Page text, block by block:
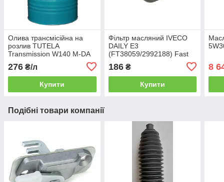
Олива трансмісійна на
розлив TUTELA
Transmission W140 M-DA
276 ₴/л
Купити
Фільтр масляний IVECO
DAILY E3
(FT38059/2992188) Fast
186₴
Купити
8
Подібні товари компанії